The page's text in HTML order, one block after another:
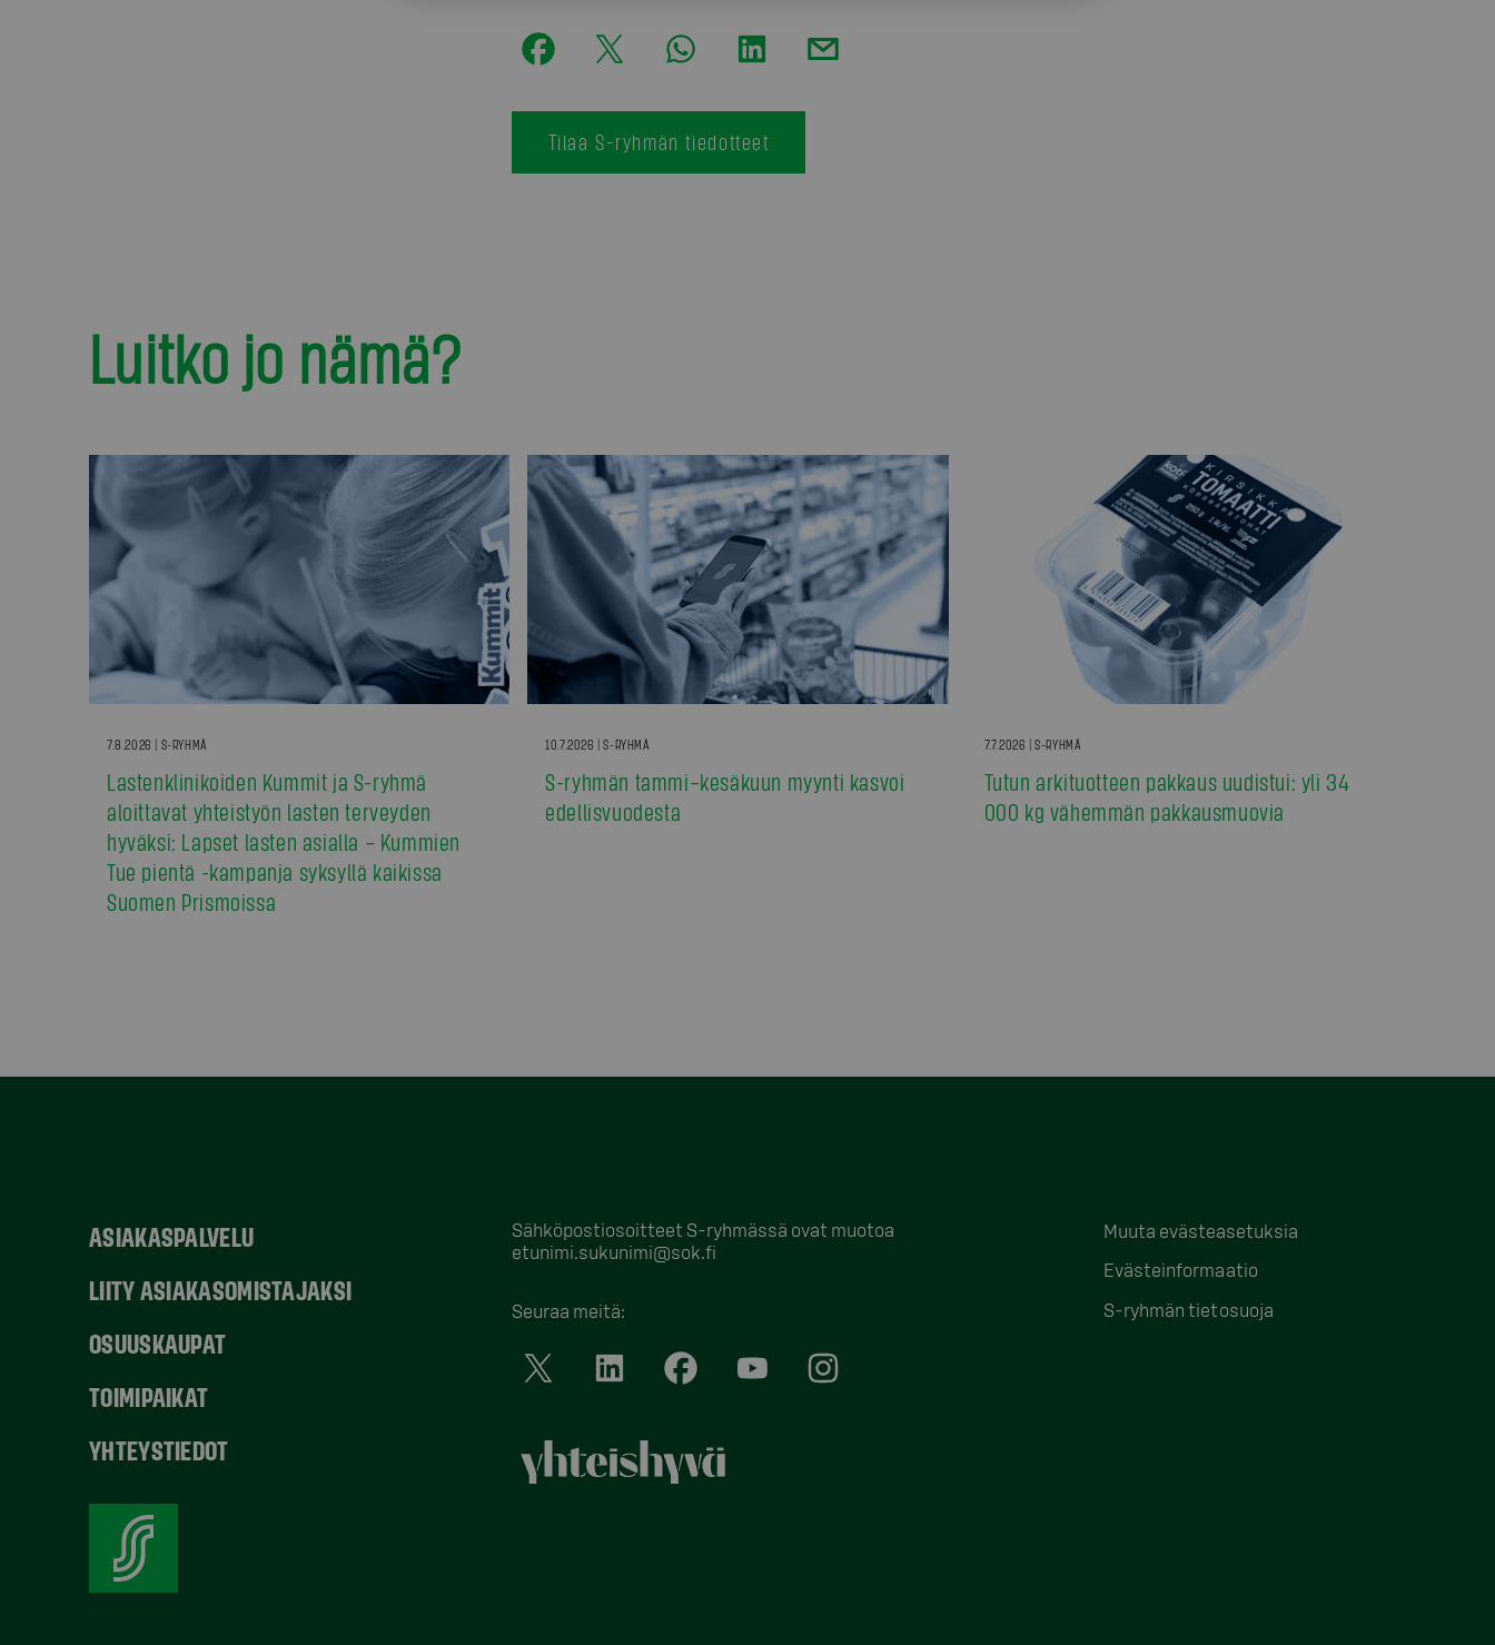
Tilaa S-ryhmän tiedotteet
Luitko jo nämä?
7.8.2026 | S-RYHMÄ
Lastenklinikoiden Kummit ja S-ryhmä
aloittavat yhteistyön lasten terveyden
hyväksi: Lapset lasten asialla – Kummien
Tue pientä -kampanja syksyllä kaikissa
Suomen Prismoissa
10.7.2026 | S-RYHMÄ
S-ryhmän tammi–kesäkuun myynti kasvoi
edellisvuodesta
7.7.2026 | S-RYHMÄ
Tutun arkituotteen pakkaus uudistui: yli 34
000 kg vähemmän pakkausmuovia
ASIAKASPALVELU
LIITY ASIAKASOMISTAJAKSI
OSUUSKAUPAT
TOIMIPAIKAT
YHTEYSTIEDOT
Sähköpostiosoitteet S-ryhmässä ovat muotoa
etunimi.sukunimi@sok.fi
Seuraa meitä:
Muuta evästeasetuksia
Evästeinformaatio
S-ryhmän tietosuoja